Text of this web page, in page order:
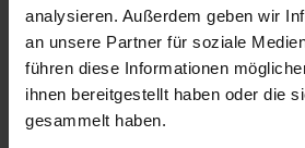
analysieren. Außerdem geben wir
an unsere Partner für soziale
führen diese Informationen
ihnen bereitgestellt haben oder die
gesammelt haben.
kunstkeller o27